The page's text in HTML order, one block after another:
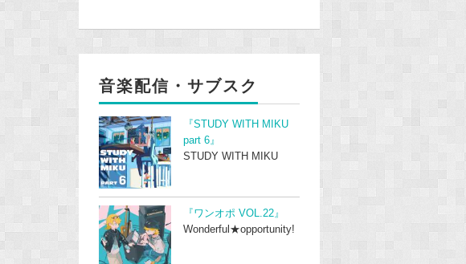
音楽配信・サブスク
『STUDY WITH MIKU
part 6』
STUDY WITH MIKU
『ワンオポ VOL.22』
Wonderful★opportunity!